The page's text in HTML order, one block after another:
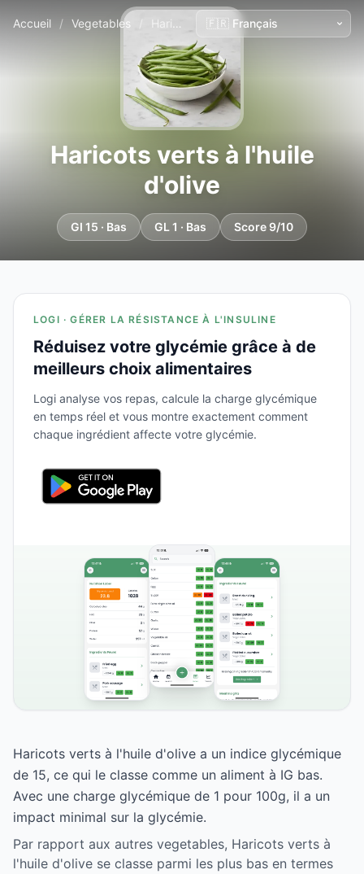
Accueil / Vegetables / Haricots verts à l'huile d'olive
Haricots verts à l'huile
d'olive
GI 15 · Bas GL 1 · Bas Score 9/10
LOGI · GÉRER LA RÉSISTANCE À L'INSULINE
Réduisez votre glycémie grâce à de
meilleurs choix alimentaires
Logi analyse vos repas, calcule la charge glycémique
en temps réel et vous montre exactement comment
chaque ingrédient affecte votre glycémie.
Haricots verts à l'huile d'olive a un indice glycémique
de 15, ce qui le classe comme un aliment à IG bas.
Avec une charge glycémique de 1 pour 100g, il a un
impact minimal sur la glycémie.
Par rapport aux autres vegetables, Haricots verts à
l'huile d'olive se classe parmi les plus bas en termes